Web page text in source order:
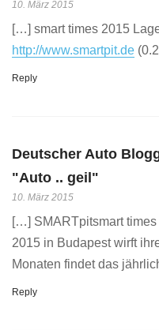
10. März 2015
[…] smart times 2015
http://www.smartpit.de
Reply
Deutscher Auto
"Auto .. geil"
10. März 2015
[…] SMARTpitsmart
2015 in Budapest wirft
Monaten findet das
Reply